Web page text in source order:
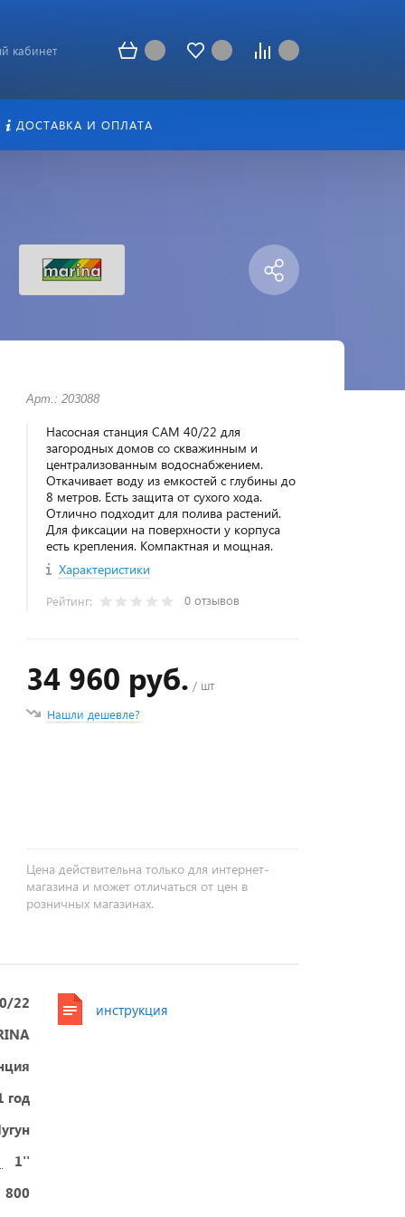
кабинет
ДОСТАВКА И ОПЛАТА
Арт.: 203088
Насосная станция CAM 40/22 для
загородных домов со скважинным и
централизованным водоснабжением.
Откачивает воду из емкостей с глубины до
8 метров. Есть защита от сухого хода.
Отлично подходит для полива растений.
Для фиксации на поверхности у корпуса
есть крепления. Компактная и мощная.
Характеристики
Рейтинг: 0 отзывов
34 960 руб. / шт
Нашли дешевле?
Цена действительна только для интернет-
магазина и может отличаться от цен в
розничных магазинах.
22
год
1''
800
инструкция